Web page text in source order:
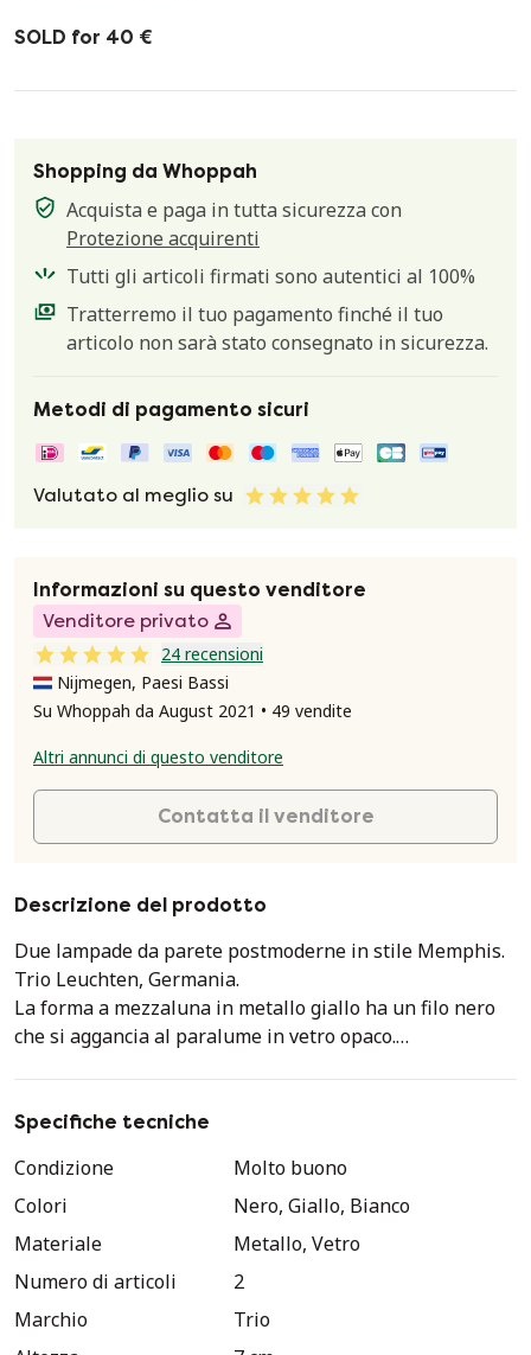
SOLD for 40 €
Shopping da Whoppah
Acquista e paga in tutta sicurezza con
Protezione acquirenti
Tutti gli articoli firmati sono autentici al 100%
Tratterremo il tuo pagamento finché il tuo
articolo non sarà stato consegnato in sicurezza.
Metodi di pagamento sicuri
Valutato al meglio su
Informazioni su questo venditore
Venditore privato
24 recensioni
Nijmegen, Paesi Bassi
Su Whoppah da August 2021 • 49 vendite
Altri annunci di questo venditore
Contatta il venditore
Descrizione del prodotto
Due lampade da parete postmoderne in stile Memphis.
Trio Leuchten, Germania.
La forma a mezzaluna in metallo giallo ha un filo nero
che si aggancia al paralume in vetro opaco.
Specifiche tecniche
Condizione
Molto buono
Colori
Nero, Giallo, Bianco
Materiale
Metallo, Vetro
Numero di articoli
2
Marchio
Trio